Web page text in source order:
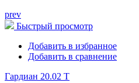
prev
Быстрый просмотр
Добавить в избранное
Добавить в сравнение
Гардиан 20.02 Т